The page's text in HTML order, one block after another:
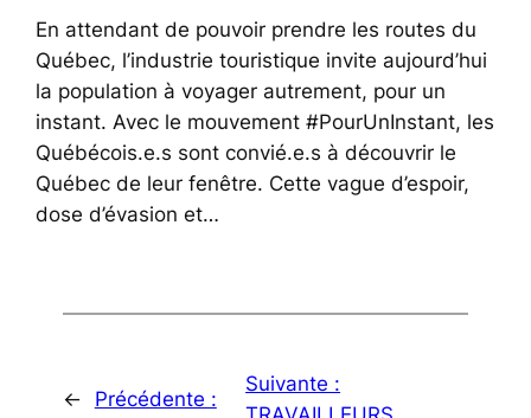
En attendant de pouvoir prendre les routes du
Québec, l’industrie touristique invite aujourd’hui
la population à voyager autrement, pour un
instant. Avec le mouvement #PourUnInstant, les
Québécois.e.s sont convié.e.s à découvrir le
Québec de leur fenêtre. Cette vague d’espoir,
dose d’évasion et…
←
Précédente :
Suivante :